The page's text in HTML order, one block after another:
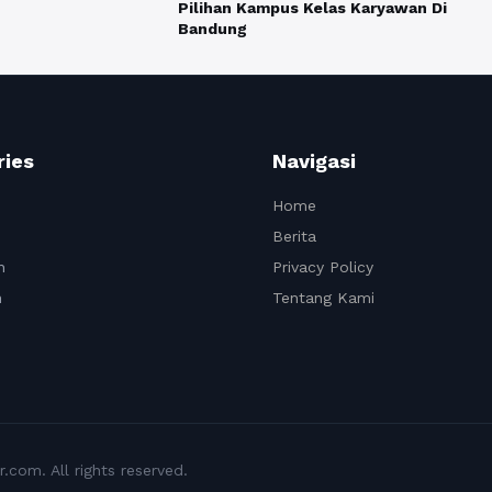
Pilihan Kampus Kelas Karyawan Di
Bandung
Navigasi
Home
Berita
Privacy Policy
Tentang Kami
All rights reserved.